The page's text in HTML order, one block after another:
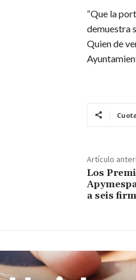
“Que la
demuestra
Quien de
Artículo
Los
a seis